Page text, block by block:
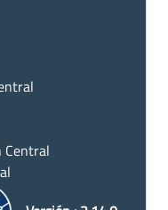
Central